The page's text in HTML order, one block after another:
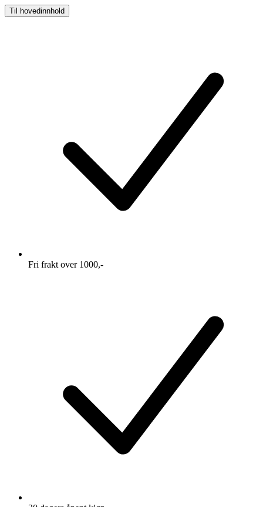
Til hovedinnhold
Fri frakt over 1000,-